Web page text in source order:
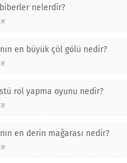
biberler nelerdir?
en büyük çöl gölü nedir?
rol yapma oyunu nedir?
en derin mağarası nedir?